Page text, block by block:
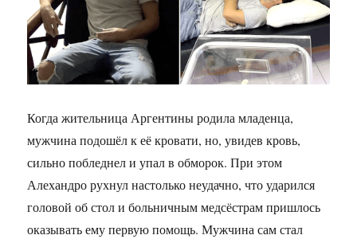
Когда жительница Аргентины родила младенца,
мужчина подошёл к её кровати, но, увидев кровь,
сильно побледнел и упал в обморок. При этом
Алехандро рухнул настолько неудачно, что ударился
головой об стол и больничным медсёстрам пришлось
оказывать ему первую помощь. Мужчина сам стал